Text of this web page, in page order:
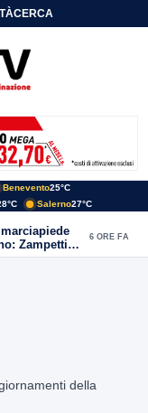
CERCA
Benevento25°C
Salerno27°C
Zampetti e
6 ORE FA
della